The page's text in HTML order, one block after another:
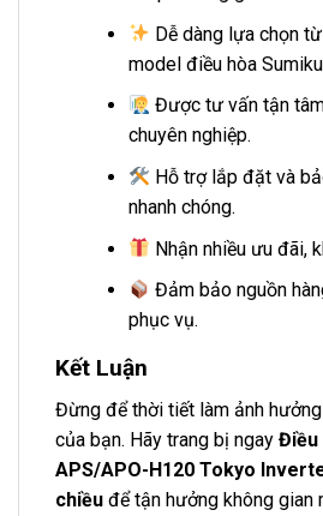
Dễ dàng lựa chọn
model điều hòa
Được tư vấn tận
chuyên nghiệp.
Hỗ trợ lắp đặt và
nhanh chóng.
Nhận nhiều ưu đãi,
Đảm bảo nguồn
phục vụ.
Kết Luận
Đừng để thời tiết làm ảnh
của bạn. Hãy trang bị ngay Điều
APS/APO-H120 Tokyo
chiều để tận hưởng không gian